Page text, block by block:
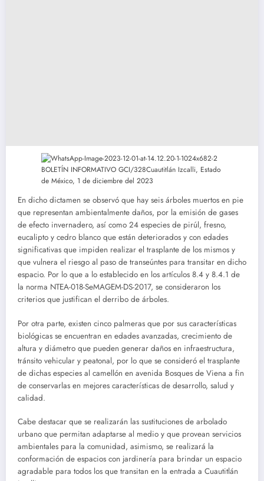
En dicho dictamen se observó que hay seis árboles muertos en pie
que representan ambientalmente daños, por la emisión de gases
de efecto invernadero, así como 24 especies de pirúl, fresno,
eucalipto y cedro blanco que están deteriorados y con edades
significativas que impiden realizar el trasplante de los mismos y
que vulnera el riesgo al paso de transeúntes para transitar en dicho
espacio. Por lo que a lo establecido en los artículos 8.4 y 8.4.1 de
la norma NTEA-018-SeMAGEM-DS-2017, se consideraron los
criterios que justifican el derribo de árboles.
Por otra parte, existen cinco palmeras que por sus características
biológicas se encuentran en edades avanzadas, crecimiento de
altura y diámetro que pueden generar daños en infraestructura,
tránsito vehicular y peatonal, por lo que se consideró el trasplante
de dichas especies al camellón en avenida Bosques de Viena a fin
de conservarlas en mejores características de desarrollo, salud y
calidad.
Cabe destacar que se realizarán las sustituciones de arbolado
urbano que permitan adaptarse al medio y que provean servicios
ambientales para la comunidad, asimismo, se realizará la
conformación de espacios con jardinería para brindar un espacio
agradable para todos los que transitan en la entrada a Cuautitlán